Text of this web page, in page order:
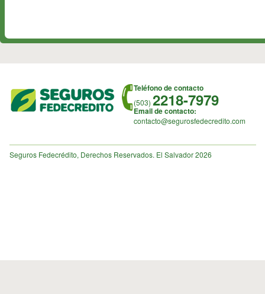
Teléfono de contacto
(503) 2218-7979
Email de contacto:
contacto@segurosfedecredito.com
Seguros Fedecrédito, Derechos Reservados. El Salvador 2026